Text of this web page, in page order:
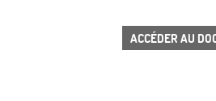
ACCÉDER AU